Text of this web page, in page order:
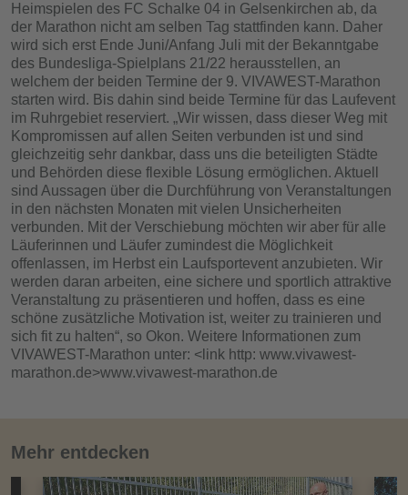
Heimspielen des FC Schalke 04 in Gelsenkirchen ab, da
der Marathon nicht am selben Tag stattfinden kann. Daher
wird sich erst Ende Juni/Anfang Juli mit der Bekanntgabe
des Bundesliga-Spielplans 21/22 herausstellen, an
welchem der beiden Termine der 9. VIVAWEST-Marathon
starten wird. Bis dahin sind beide Termine für das Laufevent
im Ruhrgebiet reserviert. „Wir wissen, dass dieser Weg mit
Kompromissen auf allen Seiten verbunden ist und sind
gleichzeitig sehr dankbar, dass uns die beteiligten Städte
und Behörden diese flexible Lösung ermöglichen. Aktuell
sind Aussagen über die Durchführung von Veranstaltungen
in den nächsten Monaten mit vielen Unsicherheiten
verbunden. Mit der Verschiebung möchten wir aber für alle
Läuferinnen und Läufer zumindest die Möglichkeit
offenlassen, im Herbst ein Laufsportevent anzubieten. Wir
werden daran arbeiten, eine sichere und sportlich attraktive
Veranstaltung zu präsentieren und hoffen, dass es eine
schöne zusätzliche Motivation ist, weiter zu trainieren und
sich fit zu halten“, so Okon. Weitere Informationen zum
VIVAWEST-Marathon unter: <link http: www.vivawest-
marathon.de>www.vivawest-marathon.de
Mehr entdecken